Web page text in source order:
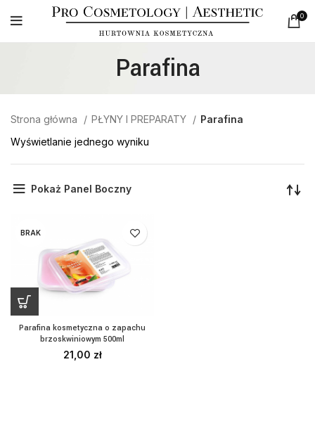
0
Parafina
Strona główna PŁYNY I PREPARATY
Parafina
Wyświetlanie jednego wyniku
Pokaż Panel Boczny
BRAK
Parafina kosmetyczna o zapachu
brzoskwiniowym 500ml
21,00 zł